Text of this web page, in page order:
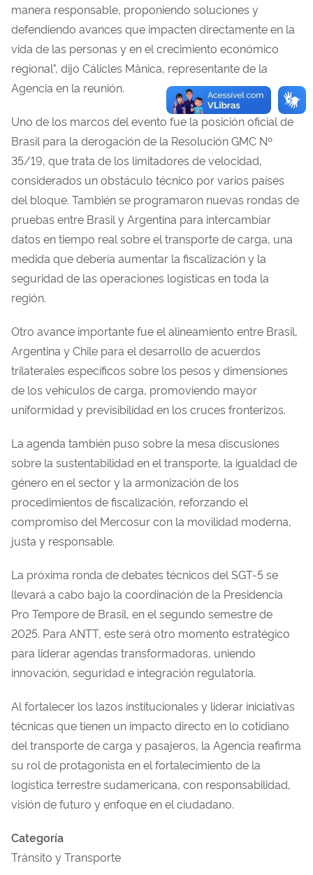
manera responsable, proponiendo soluciones y
defendiendo avances que impacten directamente en la
vida de las personas y en el crecimiento económico
regional", dijo Cálicles Mânica, representante de la
Agencia en la reunión.
Uno de los marcos del evento fue la posición oficial de
Brasil para la derogación de la Resolución GMC Nº
35/19, que trata de los limitadores de velocidad,
considerados un obstáculo técnico por varios países
del bloque. También se programaron nuevas rondas de
pruebas entre Brasil y Argentina para intercambiar
datos en tiempo real sobre el transporte de carga, una
medida que debería aumentar la fiscalización y la
seguridad de las operaciones logísticas en toda la
región.
Otro avance importante fue el alineamiento entre Brasil,
Argentina y Chile para el desarrollo de acuerdos
trilaterales específicos sobre los pesos y dimensiones
de los vehículos de carga, promoviendo mayor
uniformidad y previsibilidad en los cruces fronterizos.
La agenda también puso sobre la mesa discusiones
sobre la sustentabilidad en el transporte, la igualdad de
género en el sector y la armonización de los
procedimientos de fiscalización, reforzando el
compromiso del Mercosur con la movilidad moderna,
justa y responsable.
La próxima ronda de debates técnicos del SGT-5 se
llevará a cabo bajo la coordinación de la Presidencia
Pro Tempore de Brasil, en el segundo semestre de
2025. Para ANTT, este será otro momento estratégico
para liderar agendas transformadoras, uniendo
innovación, seguridad e integración regulatoria.
Al fortalecer los lazos institucionales y liderar iniciativas
técnicas que tienen un impacto directo en lo cotidiano
del transporte de carga y pasajeros, la Agencia reafirma
su rol de protagonista en el fortalecimiento de la
logística terrestre sudamericana, con responsabilidad,
visión de futuro y enfoque en el ciudadano.
Categoría
Tránsito y Transporte